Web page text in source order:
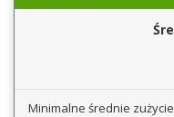
Minimalne średnie